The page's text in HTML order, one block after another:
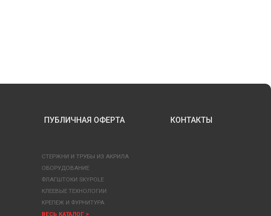
ПУБЛИЧНАЯ ОФЕРТА КОНТАКТЫ
СТЕРЖНИ И ТРУБЫ ИЗ АКРИЛА
ОБОРУДОВАНИЕ
ФЛАГШТОКИ SKYPOLE
КЛЕЕВЫЕ ТЕХНОЛОГИИ
КРЕПЕЖ И ФУРНИТУРА
ВЕСЬ КАТАЛОГ >